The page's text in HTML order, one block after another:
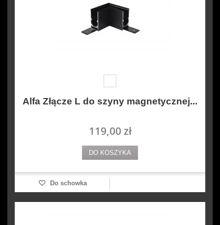
Alfa Złącze L do szyny magnetycznej...
119,00 zł
DO KOSZYKA
Do schowka